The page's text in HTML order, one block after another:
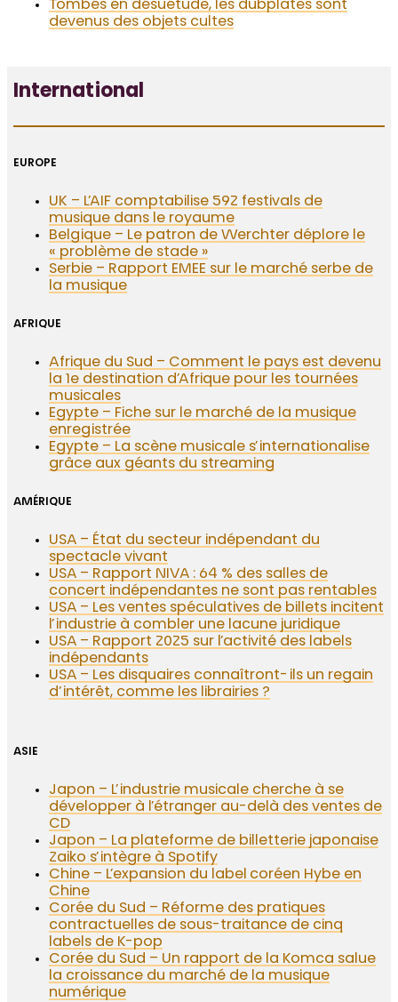
Tombés en désuétude, les dubplates sont
devenus des objets cultes
International
EUROPE
UK – L’AIF comptabilise 592 festivals de
musique dans le royaume
Belgique – Le patron de Werchter déplore le
« problème de stade »
Serbie – Rapport EMEE sur le marché serbe de
la musique
AFRIQUE
Afrique du Sud – Comment le pays est devenu
la 1e destination d’Afrique pour les tournées
musicales
Egypte – Fiche sur le marché de la musique
enregistrée
Egypte – La scène musicale s’internationalise
grâce aux géants du streaming
AMÉRIQUE
USA – État du secteur indépendant du
spectacle vivant
USA – Rapport NIVA : 64 % des salles de
concert indépendantes ne sont pas rentables
USA – Les ventes spéculatives de billets incitent
l’industrie à combler une lacune juridique
USA – Rapport 2025 sur l’activité des labels
indépendants
USA – Les disquaires connaîtront-ils un regain
d’intérêt, comme les librairies ?
ASIE
Japon – L’industrie musicale cherche à se
développer à l’étranger au-delà des ventes de
CD
Japon – La plateforme de billetterie japonaise
Zaiko s’intègre à Spotify
Chine – L’expansion du label coréen Hybe en
Chine
Corée du Sud – Réforme des pratiques
contractuelles de sous-traitance de cinq
labels de K-pop
Corée du Sud – Un rapport de la Komca salue
la croissance du marché de la musique
numérique